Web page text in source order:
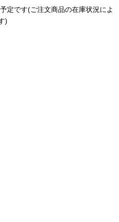
定です(ご注文商品の在庫状況によ
)